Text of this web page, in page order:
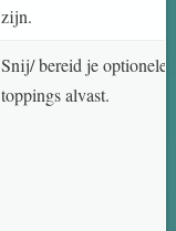
zijn.
Snij/ bereid je optionele
toppings alvast.